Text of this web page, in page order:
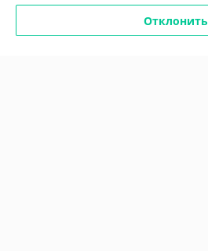
Политика обработки cookies
Отклонить